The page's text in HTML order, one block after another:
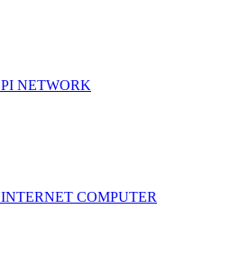
PI NETWORK
INTERNET COMPUTER